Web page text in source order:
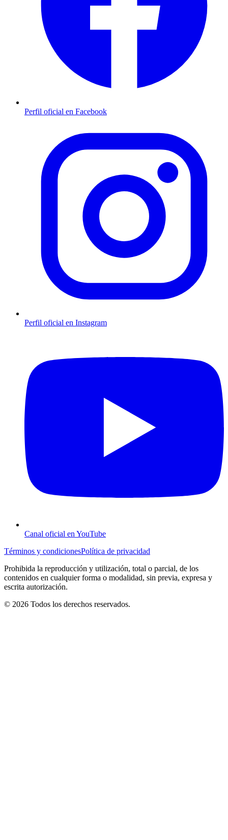
Perfil oficial en Facebook
Perfil oficial en Instagram
Canal oficial en YouTube
Términos y condicionesPolítica de privacidad
Prohibida la reproducción y utilización, total o parcial, de los
contenidos en cualquier forma o modalidad, sin previa, expresa y
escrita autorización.
© 2026 Todos los derechos reservados.